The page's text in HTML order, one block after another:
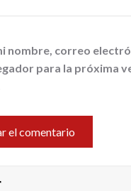
nombre, correo
para la próxima